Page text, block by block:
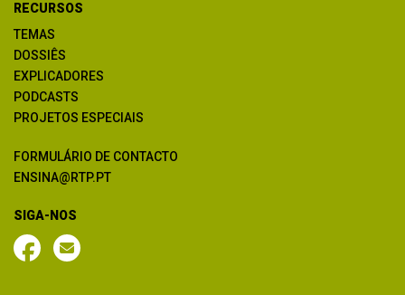
RECURSOS
TEMAS
DOSSIÊS
EXPLICADORES
PODCASTS
PROJETOS ESPECIAIS
FORMULÁRIO DE CONTACTO
ENSINA@RTP.PT
SIGA-NOS